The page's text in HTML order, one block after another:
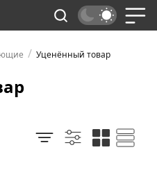
/ Уценённый товар